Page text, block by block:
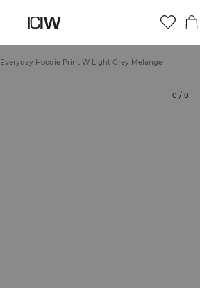
Everyday Hoodie Print W Light Grey Melange
0 / 0